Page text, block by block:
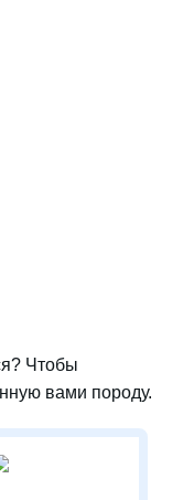
Чтобы
вами породу.